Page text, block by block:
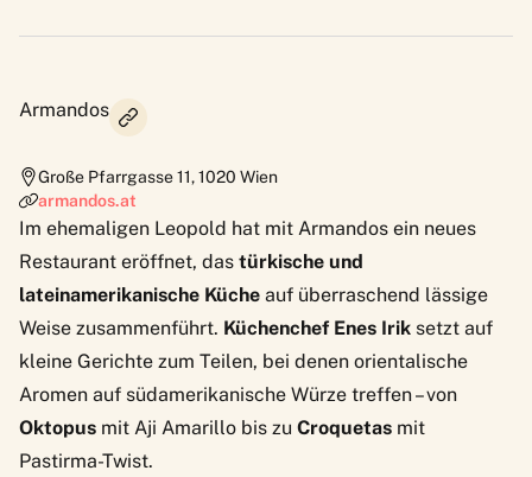
Armandos
Große Pfarrgasse 11,1020 Wien
armandos.at
Im ehemaligen Leopold hat mit Armandos ein neues
Restaurant eröffnet, das türkische und
lateinamerikanische Küche auf überraschend lässige
Weise zusammenführt. Küchenchef Enes Irik setzt auf
kleine Gerichte zum Teilen, bei denen orientalische
Aromen auf südamerikanische Würze treffen – von
Oktopus mit Aji Amarillo bis zu Croquetas mit
Pastirma-Twist.